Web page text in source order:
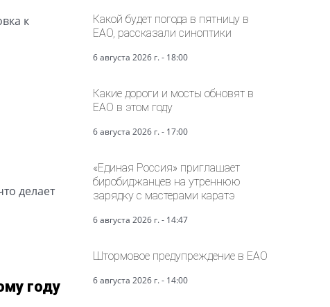
к
делает
году
Какой будет погода в пятницу в
ЕАО, рассказали синоптики
6 августа 2026 г. - 18:00
Какие дороги и мосты обновят в
ЕАО в этом году
6 августа 2026 г. - 17:00
«Единая Россия» приглашает
биробиджанцев на утреннюю
зарядку с мастерами каратэ
6 августа 2026 г. - 14:47
Штормовое предупреждение в ЕАО
6 августа 2026 г. - 14:00